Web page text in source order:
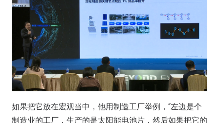
如果把它放在宏观当中，他用制造工厂举例，“左边是个
制造业的工厂，生产的是太阳能电池片，然后如果把它的